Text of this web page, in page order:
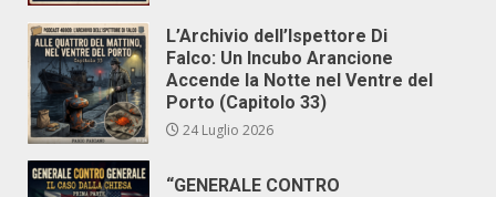
L’Archivio dell’Ispettore Di
Falco: Un Incubo Arancione
Accende la Notte nel Ventre del
Porto (Capitolo 33)
24 Luglio 2026
“GENERALE CONTRO